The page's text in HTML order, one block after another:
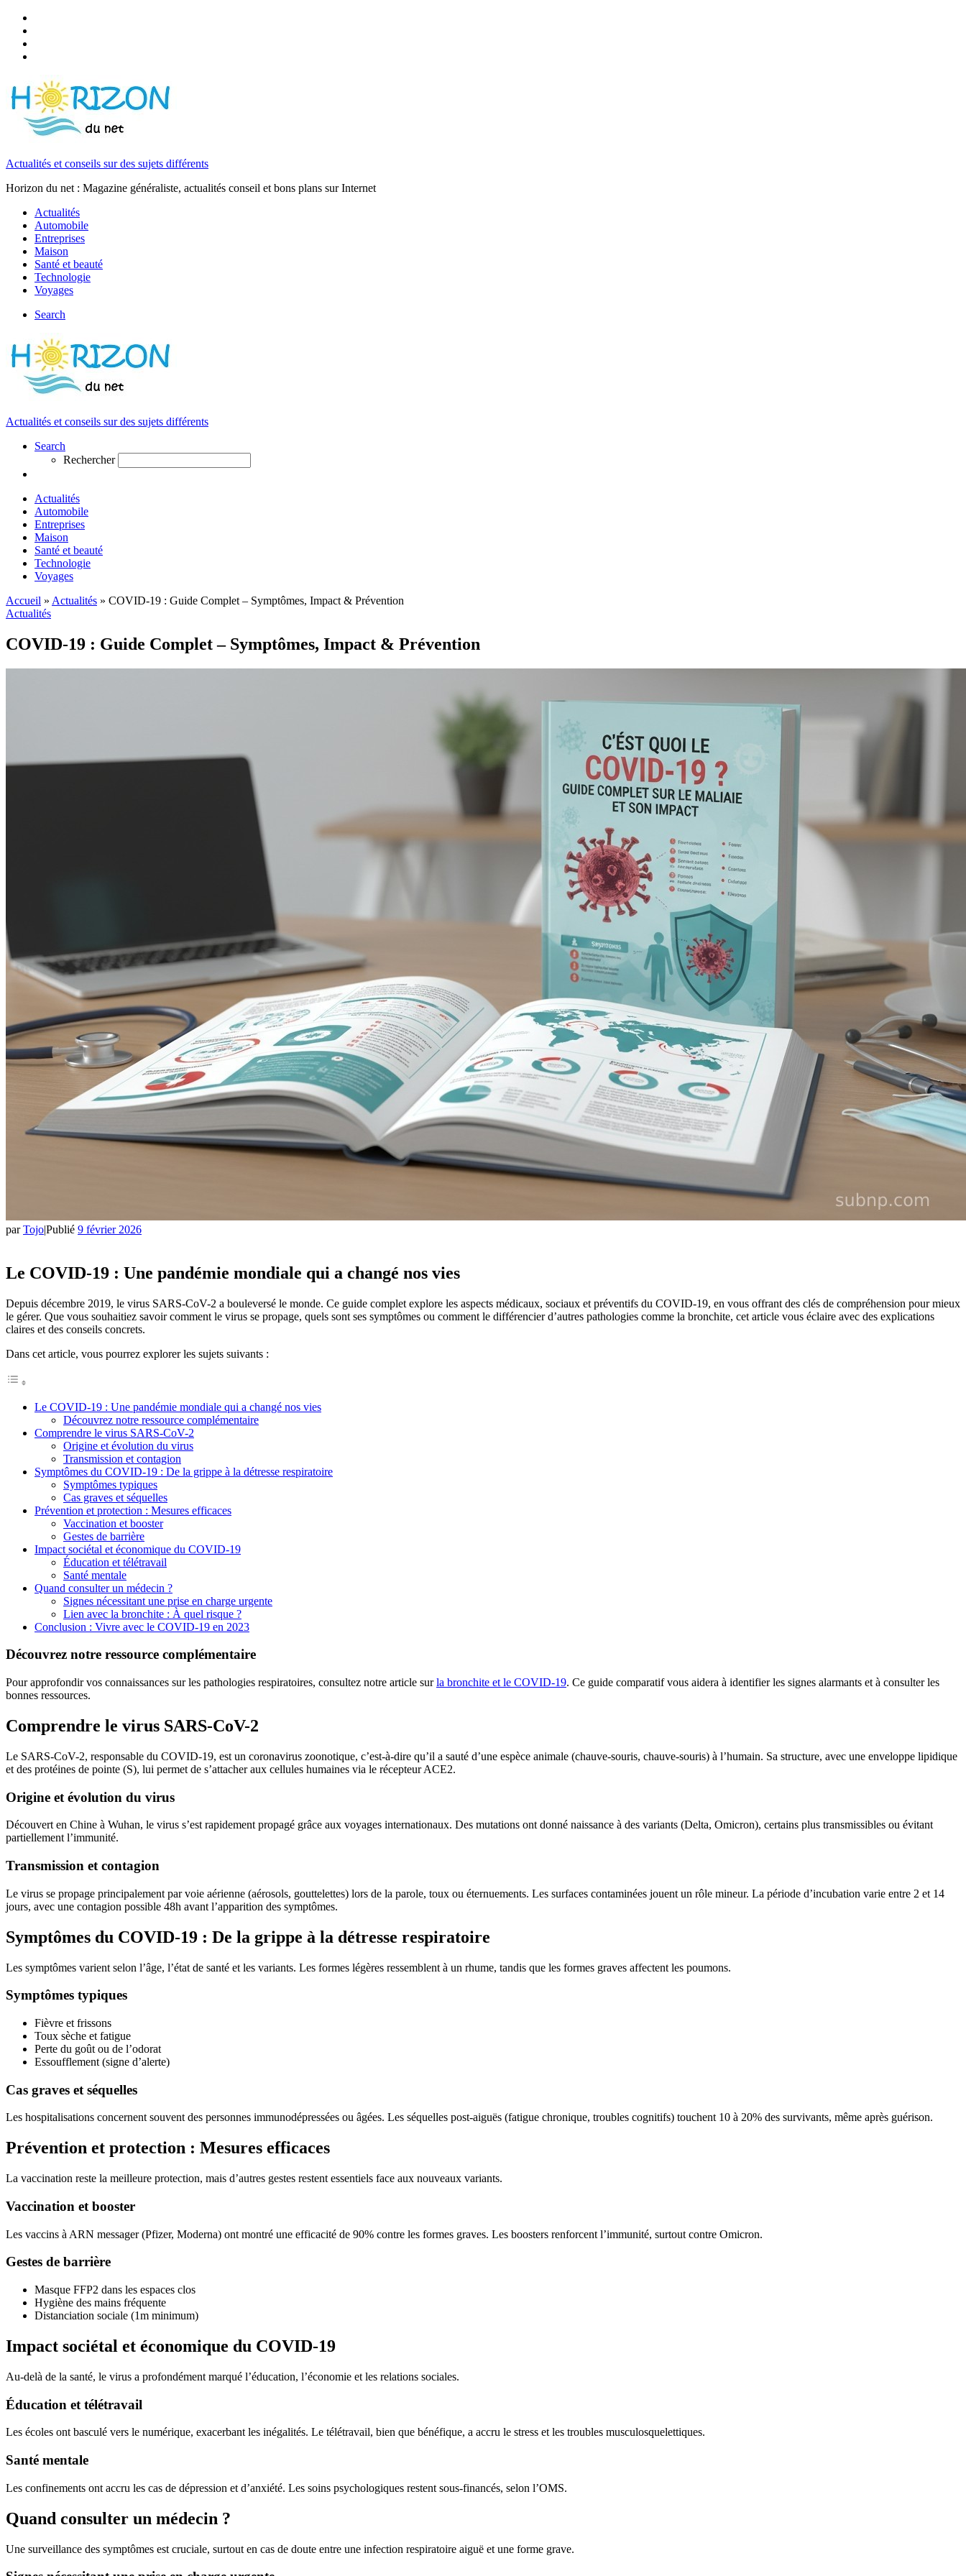
Actualités et conseils sur des sujets différents
Horizon du net : Magazine généraliste, actualités conseil et bons plans sur Internet
Actualités
Automobile
Entreprises
Maison
Santé et beauté
Technologie
Voyages
Search
Actualités et conseils sur des sujets différents
Search
Rechercher
Actualités
Automobile
Entreprises
Maison
Santé et beauté
Technologie
Voyages
Accueil » Actualités » COVID-19 : Guide Complet – Symptômes, Impact & Prévention
Actualités
COVID-19 : Guide Complet – Symptômes, Impact & Prévention
parTojo|Publié 9 février 2026
Le COVID-19 : Une pandémie mondiale qui a changé nos vies
Depuis décembre 2019, le virus SARS-CoV-2 a bouleversé le monde. Ce guide complet explore les aspects médicaux, sociaux et préventifs du COVID-19, en vous offrant des clés de compréhension pour mieux
le gérer. Que vous souhaitiez savoir comment le virus se propage, quels sont ses symptômes ou comment le différencier d’autres pathologies comme la bronchite, cet article vous éclaire avec des explications
claires et des conseils concrets.
Dans cet article, vous pourrez explorer les sujets suivants :
Le COVID-19 : Une pandémie mondiale qui a changé nos vies
Découvrez notre ressource complémentaire
Comprendre le virus SARS-CoV-2
Origine et évolution du virus
Transmission et contagion
Symptômes du COVID-19 : De la grippe à la détresse respiratoire
Symptômes typiques
Cas graves et séquelles
Prévention et protection : Mesures efficaces
Vaccination et booster
Gestes de barrière
Impact sociétal et économique du COVID-19
Éducation et télétravail
Santé mentale
Quand consulter un médecin ?
Signes nécessitant une prise en charge urgente
Lien avec la bronchite : À quel risque ?
Conclusion : Vivre avec le COVID-19 en 2023
Découvrez notre ressource complémentaire
Pour approfondir vos connaissances sur les pathologies respiratoires, consultez notre article surla bronchite et le COVID-19. Ce guide comparatif vous aidera à identifier les signes alarmants et à consulter les
bonnes ressources.
Comprendre le virus SARS-CoV-2
Le SARS-CoV-2, responsable du COVID-19, est un coronavirus zoonotique, c’est-à-dire qu’il a sauté d’une espèce animale (chauve-souris, chauve-souris) à l’humain. Sa structure, avec une enveloppe lipidique
et des protéines de pointe (S), lui permet de s’attacher aux cellules humaines via le récepteur ACE2.
Origine et évolution du virus
Découvert en Chine à Wuhan, le virus s’est rapidement propagé grâce aux voyages internationaux. Des mutations ont donné naissance à des variants (Delta, Omicron), certains plus transmissibles ou évitant
partiellement l’immunité.
Transmission et contagion
Le virus se propage principalement par voie aérienne (aérosols, gouttelettes) lors de la parole, toux ou éternuements. Les surfaces contaminées jouent un rôle mineur. La période d’incubation varie entre 2 et 14
jours, avec une contagion possible 48h avant l’apparition des symptômes.
Symptômes du COVID-19 : De la grippe à la détresse respiratoire
Les symptômes varient selon l’âge, l’état de santé et les variants. Les formes légères ressemblent à un rhume, tandis que les formes graves affectent les poumons.
Symptômes typiques
Fièvre et frissons
Toux sèche et fatigue
Perte du goût ou de l’odorat
Essoufflement (signe d’alerte)
Cas graves et séquelles
Les hospitalisations concernent souvent des personnes immunodépressées ou âgées. Les séquelles post-aiguës (fatigue chronique, troubles cognitifs) touchent 10 à 20% des survivants, même après guérison.
Prévention et protection : Mesures efficaces
La vaccination reste la meilleure protection, mais d’autres gestes restent essentiels face aux nouveaux variants.
Vaccination et booster
Les vaccins à ARN messager (Pfizer, Moderna) ont montré une efficacité de 90% contre les formes graves. Les boosters renforcent l’immunité, surtout contre Omicron.
Gestes de barrière
Masque FFP2 dans les espaces clos
Hygiène des mains fréquente
Distanciation sociale (1m minimum)
Impact sociétal et économique du COVID-19
Au-delà de la santé, le virus a profondément marqué l’éducation, l’économie et les relations sociales.
Éducation et télétravail
Les écoles ont basculé vers le numérique, exacerbant les inégalités. Le télétravail, bien que bénéfique, a accru le stress et les troubles musculosquelettiques.
Santé mentale
Les confinements ont accru les cas de dépression et d’anxiété. Les soins psychologiques restent sous-financés, selon l’OMS.
Quand consulter un médecin ?
Une surveillance des symptômes est cruciale, surtout en cas de doute entre une infection respiratoire aiguë et une forme grave.